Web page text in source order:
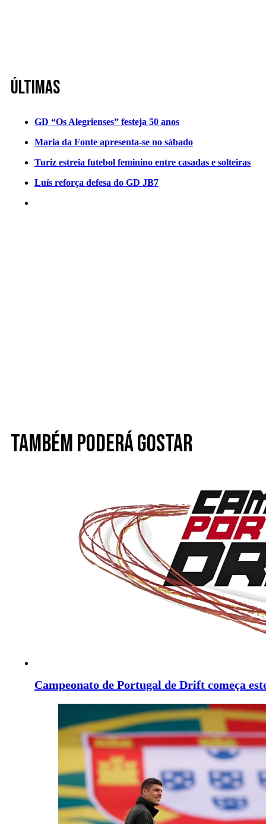
Últimas
GD “Os Alegrienses” festeja 50 anos
Maria da Fonte apresenta-se no sábado
Turiz estreia futebol feminino entre casadas e solteiras
Luís reforça defesa do GD JB7
Também poderá gostar
Campeonato de Portugal de Drift começa